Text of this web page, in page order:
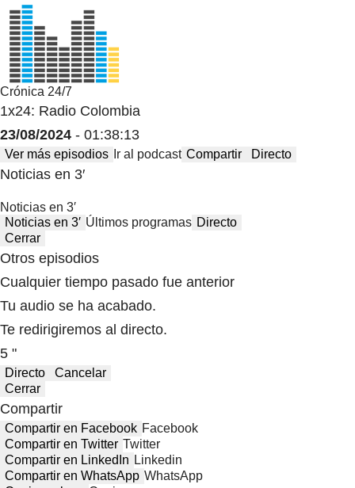
Crónica 24/7
1x24: Radio Colombia
23/08/2024 - 01:38:13
Ver más episodios Ir al podcast Compartir Directo
Noticias en 3′
Noticias en 3′
Noticias en 3′ Últimos programas Directo
Cerrar
Otros episodios
Cualquier tiempo pasado fue anterior
Tu audio se ha acabado.
Te redirigiremos al directo.
5 "
Directo
Cancelar
Cerrar
Compartir
Compartir en Facebook Facebook
Compartir en Twitter Twitter
Compartir en LinkedIn Linkedin
Compartir en WhatsApp WhatsApp